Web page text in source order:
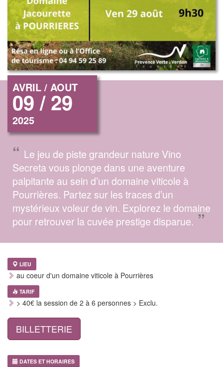
AVRIL / AOUT
09 / 29
2025
“ Le jeu de piste grandeur nature Vino
Secreta vous plonge dans une aventure
palpitante au sein d’un domaine viticole à
Pourrières. Partez sur les traces d’un
mystérieux voleur de vin. Explorez le domaine
pour retrouver la cuvée prestige disparue. ”
LIEU
au coeur d'un domaine viticole à Pourrières
TARIF
> 40€ la session de 2 à 6 personnes > Exclu.
BILLETTERIE
DATES ET HORAIRES